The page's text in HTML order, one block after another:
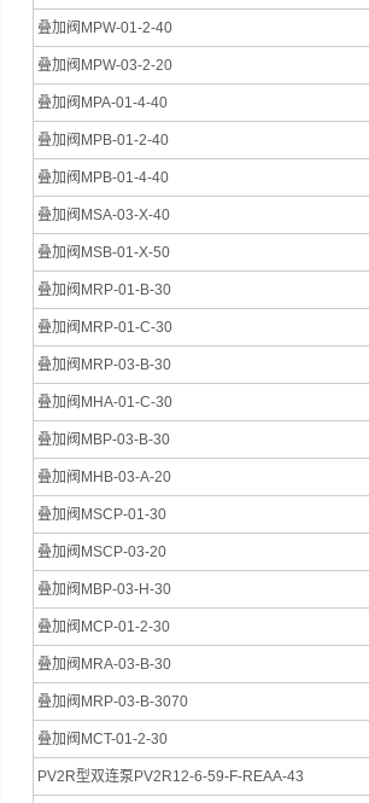
叠加阀MPW-01-2-40
叠加阀MPW-03-2-20
叠加阀MPA-01-4-40
叠加阀MPB-01-2-40
叠加阀MPB-01-4-40
叠加阀MSA-03-X-40
叠加阀MSB-01-X-50
叠加阀MRP-01-B-30
叠加阀MRP-01-C-30
叠加阀MRP-03-B-30
叠加阀MHA-01-C-30
叠加阀MBP-03-B-30
叠加阀MHB-03-A-20
叠加阀MSCP-01-30
叠加阀MSCP-03-20
叠加阀MBP-03-H-30
叠加阀MCP-01-2-30
叠加阀MRA-03-B-30
叠加阀MRP-03-B-3070
叠加阀MCT-01-2-30
PV2R型双连泵PV2R12-6-59-F-REAA-43